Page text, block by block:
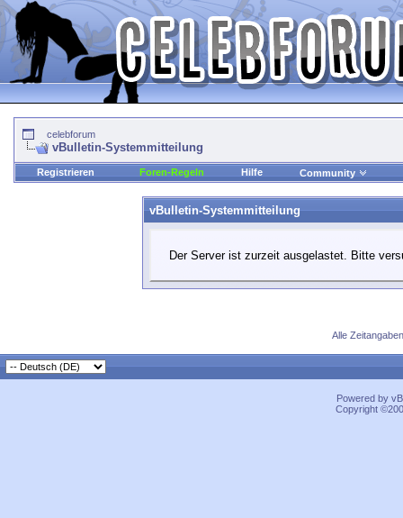
celebforum
vBulletin-Systemmitteilung
Registrieren Foren-Regeln Hilfe Community
vBulletin-Systemmitteilung
Der Server ist zurzeit ausgelastet. Bitte
Alle
Powered by
Copyright